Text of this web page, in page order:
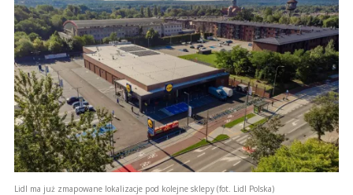
Lidl ma już zmapowane lokalizacje pod kolejne sklepy (fot. Lidl Polska)